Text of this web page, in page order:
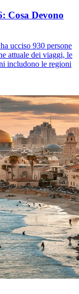
Cosa Devono
ucciso 930 persone
attuale dei viaggi, le
includono le regioni